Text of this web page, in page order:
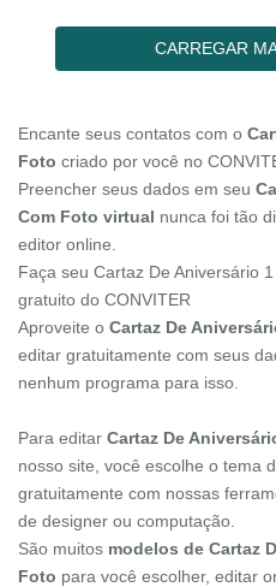
CARREGAR
Encante seus contatos com o
Foto criado por você no
Preencher seus dados em seu
Com Foto virtual nunca foi tão
editor online.
Faça seu Cartaz De Aniversário
gratuito do CONVITER
Aproveite o Cartaz De
editar gratuitamente com seus
nenhum programa para isso.
Para editar Cartaz De
nosso site, você escolhe o tema
gratuitamente com nossas
de designer ou computação.
São muitos modelos de Cartaz
Foto para você escolher, editar